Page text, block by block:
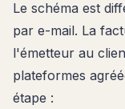
Le schéma est
par e-mail. La
l'émetteur au
plateformes
étape :